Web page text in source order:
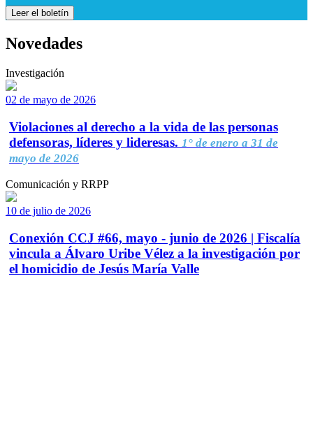
Leer el boletín
Novedades
Investigación
02 de mayo de 2026
Violaciones al derecho a la vida de las personas
defensoras, líderes y lideresas. 1° de enero a 31 de
mayo de 2026
Comunicación y RRPP
10 de julio de 2026
Conexión CCJ #66, mayo - junio de 2026 | Fiscalía
vincula a Álvaro Uribe Vélez a la investigación por
el homicidio de Jesús María Valle